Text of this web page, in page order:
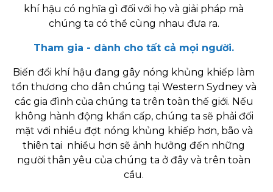
khí hậu có nghĩa gì đối với họ và giải pháp mà
chúng ta có thể cùng nhau đưa ra.
Tham gia - dành cho tất cả mọi người.
Biến đổi khí hậu đang gây nóng khủng khiếp làm
tổn thương cho dân chúng tại Western Sydney và
các gia đình của chúng ta trên toàn thế giới. Nếu
không hành động khẩn cấp, chúng ta sẽ phải đối
mặt với nhiều đợt nóng khủng khiếp hơn, bão và
thiên tai nhiều hơn sẽ ảnh hưởng đến những
người thân yêu của chúng ta ở đây và trên toàn
cầu.